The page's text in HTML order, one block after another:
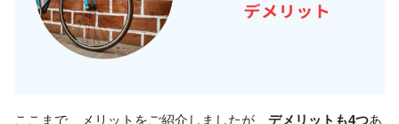
ここまで、メリットをご紹介しましたが、 デメリットも4つあ